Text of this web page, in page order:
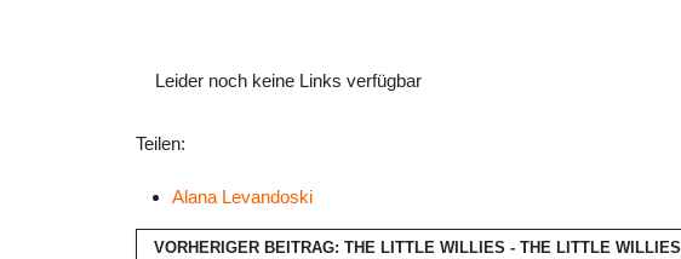
Leider noch keine Links verfügbar
Teilen:
Alana Levandoski
VORHERIGER BEITRAG: THE LITTLE WILLIES - THE LITTLE WILLIES